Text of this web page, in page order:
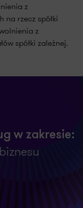
z
rzecz spółki
z
spółki zależnej.
w zakresie: